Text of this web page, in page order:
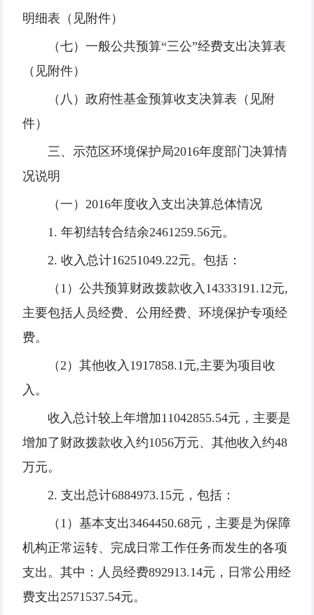
明细表（见附件）
（七）一般公共预算“三公”经费支出决算表
（见附件）
（八）政府性基金预算收支决算表（见附
件）
三、示范区环境保护局2016年度部门决算情
况说明
（一）2016年度收入支出决算总体情况
1. 年初结转合结余2461259.56元。
2. 收入总计16251049.22元。包括：
（1）公共预算财政拨款收入14333191.12元,
主要包括人员经费、公用经费、环境保护专项经
费。
（2）其他收入1917858.1元,主要为项目收
入。
收入总计较上年增加11042855.54元，主要是
增加了财政拨款收入约1056万元、其他收入约48
万元。
2. 支出总计6884973.15元，包括：
（1）基本支出3464450.68元，主要是为保障
机构正常运转、完成日常工作任务而发生的各项
支出。其中：人员经费892913.14元，日常公用经
费支出2571537.54元。